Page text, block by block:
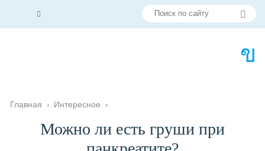
Главная › Интересное ›
Можно ли есть груши при